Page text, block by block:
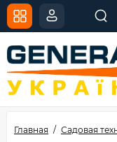
Главная Садовая